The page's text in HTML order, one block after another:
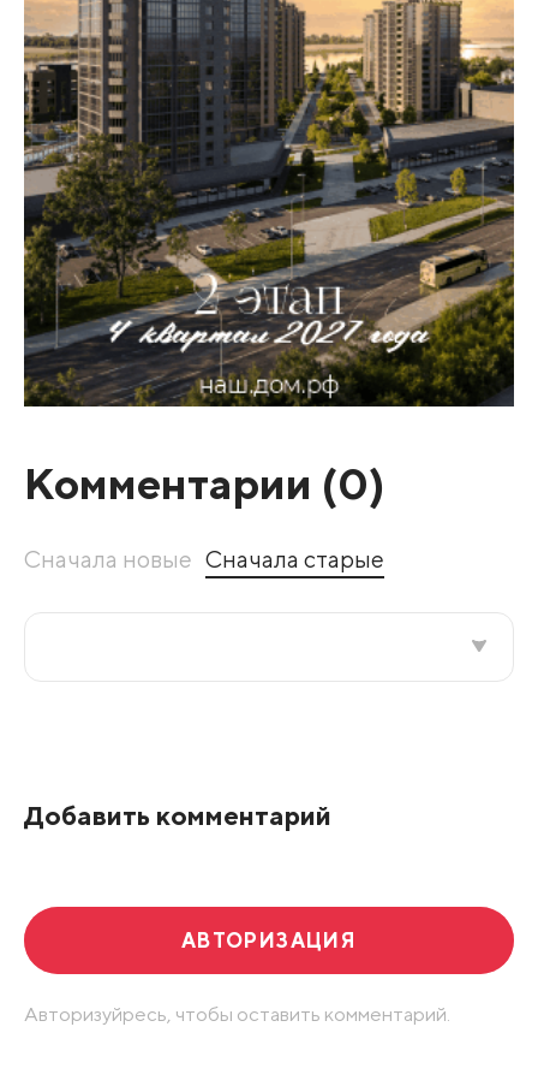
Комментарии (0)
Сначала новые Сначала старые
Добавить комментарий
АВТОРИЗАЦИЯ
Авторизуйресь, чтобы оставить комментарий.